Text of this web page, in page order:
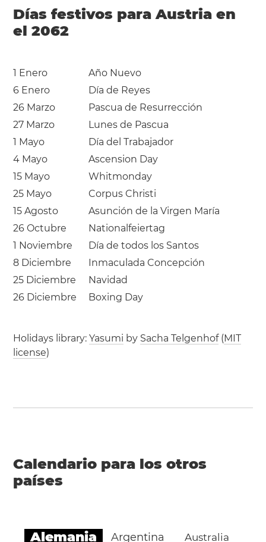
Días festivos para Austria en
el 2062
1 Enero
Año Nuevo
6 Enero
Día de Reyes
26 Marzo
Pascua de Resurrección
27 Marzo
Lunes de Pascua
1 Mayo
Día del Trabajador
4 Mayo
Ascension Day
15 Mayo
Whitmonday
25 Mayo
Corpus Christi
15 Agosto
Asunción de la Virgen María
26 Octubre
Nationalfeiertag
1 Noviembre
Día de todos los Santos
8 Diciembre
Inmaculada Concepción
25 Diciembre
Navidad
26 Diciembre
Boxing Day
Holidays library:Yasumi by Sacha Telgenhof(MIT
license)
Calendario para los otros
países
Alemania Argentina Australia